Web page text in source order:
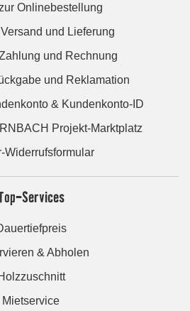
Onlinebestellung
und Lieferung
und Rechnung
und Reklamation
& Kundenkonto-ID
Projekt-Marktplatz
Widerrufsformular
Services
& Abholen
Mietservice